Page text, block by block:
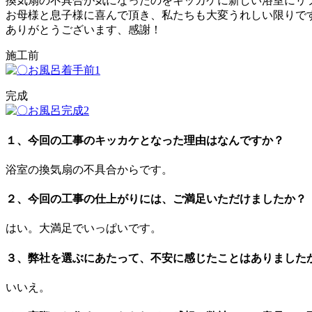
お母様と息子様に喜んで頂き、私たちも大変うれしい限りで
ありがとうございます、感謝！
施工前
完成
１、今回の工事のキッカケとなった理由はなんですか？
浴室の換気扇の不具合からです。
２、今回の工事の仕上がりには、ご満足いただけましたか？
はい。大満足でいっぱいです。
３、弊社を選ぶにあたって、不安に感じたことはありました
いいえ。